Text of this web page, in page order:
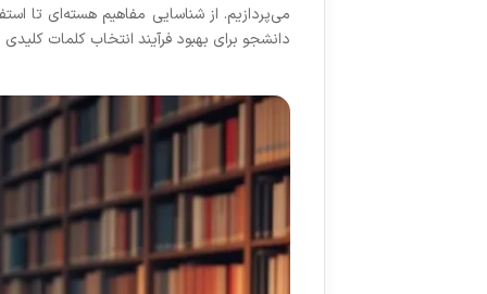
می‌پردازیم. از شناسایی مفاهیم هسته‌ای تا
دانشجو برای بهبود فرآیند انتخاب کلمات